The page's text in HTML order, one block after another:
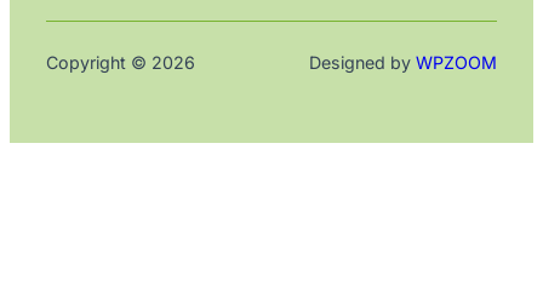
Copyright © 2026 Designed by WPZOOM